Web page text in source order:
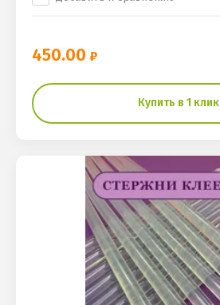
450.00
Купить в 1 клик